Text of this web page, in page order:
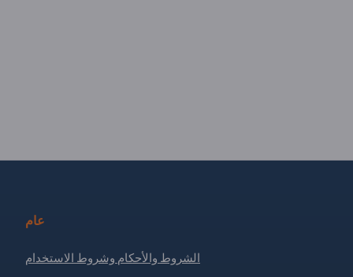
عام
الشروط والأحكام وشروط الاستخدام